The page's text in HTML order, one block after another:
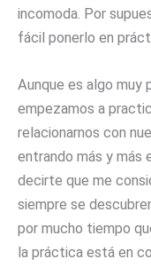
incomoda. Por
fácil ponerlo en
Aunque es algo muy
empezamos a
relacionarnos con
entrando más y más
decirte que me
siempre se
por mucho tiempo
la práctica está en